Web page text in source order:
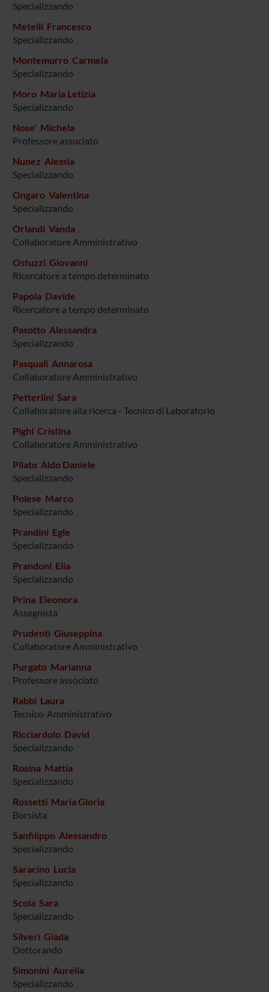
Specializzando
Metelli Francesco
Specializzando
Montemurro Carmela
Specializzando
Moro Maria Letizia
Specializzando
Nose' Michela
Professore associato
Nunez Alessia
Specializzando
Ongaro Valentina
Specializzando
Orlandi Vanda
Collaboratore Amministrativo
Ostuzzi Giovanni
Ricercatore a tempo determinato
Papola Davide
Ricercatore a tempo determinato
Pasotto Alessandra
Specializzando
Pasquali Annarosa
Collaboratore Amministrativo
Petterlini Sara
Collaboratore alla ricerca - Tecnico di Laboratorio
Pighi Cristina
Collaboratore Amministrativo
Pilato Aldo Daniele
Specializzando
Polese Marco
Specializzando
Prandini Egle
Specializzando
Prandoni Elia
Specializzando
Prina Eleonora
Assegnista
Prudenti Giuseppina
Collaboratore Amministrativo
Purgato Marianna
Professore associato
Rabbi Laura
Tecnico-Amministrativo
Ricciardolo David
Specializzando
Rosina Mattia
Specializzando
Rossetti Maria Gloria
Borsista
Sanfilippo Alessandro
Specializzando
Saracino Lucia
Specializzando
Scola Sara
Specializzando
Silveri Giada
Dottorando
Simonini Aurelia
Specializzando